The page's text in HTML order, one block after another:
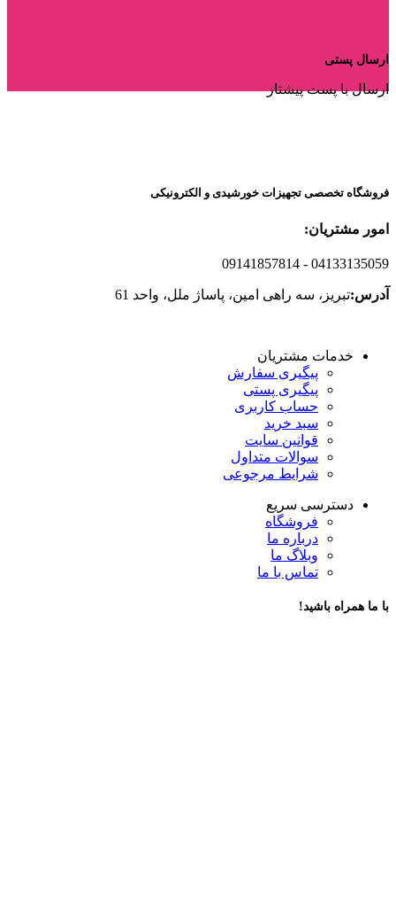
ارسال پستی
ارسال با پست پیشتاز
فروشگاه تخصصی تجهیزات خورشیدی و الکترونیکی
امور مشتریان:
- 04133135059
09141857814
آدرس:تبریز، سه راهی امین، پاساژ ملل، واحد 61
خدمات مشتریان
پیگیری سفارش
پیگیری پستی
حساب کاربری
سبد خرید
قوانین سایت
سوالات متداول
شرایط مرجوعی
دسترسی سریع
فروشگاه
درباره ما
وبلاگ ما
تماس با ما
با ما همراه باشید!